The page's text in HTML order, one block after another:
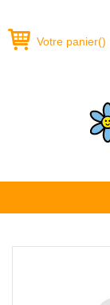
Votre panier()